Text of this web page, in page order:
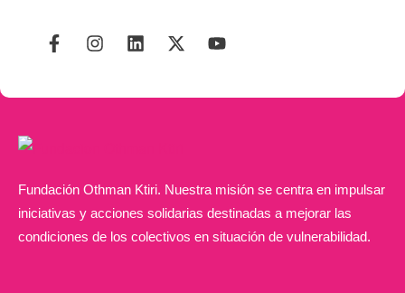
Fundación Othman Ktiri. Nuestra misión se centra en impulsar
iniciativas y acciones solidarias destinadas a mejorar las
condiciones de los colectivos en situación de vulnerabilidad.